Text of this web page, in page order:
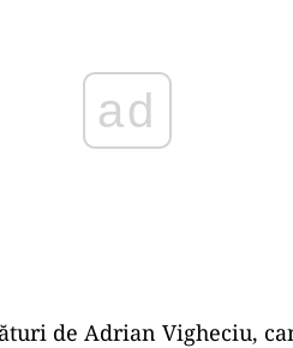
de Adrian Vigheciu,